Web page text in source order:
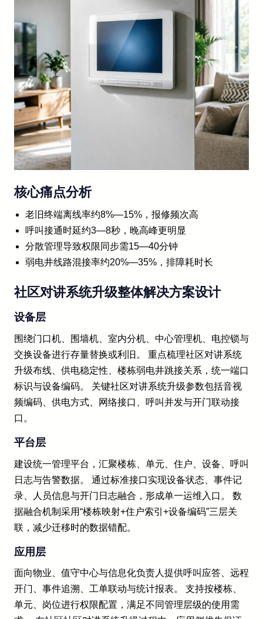
核心痛点分析
老旧终端离线率约8%—15%，报修频次高
呼叫接通时延约3—8秒，晚高峰更明显
分散管理导致权限同步需15—40分钟
弱电井线路混接率约20%—35%，排障耗时长
社区对讲系统升级整体解决方案设计
设备层
围绕门口机、围墙机、室内分机、中心管理机、电控锁与
交换设备进行存量替换或利旧。 重点梳理社区对讲系统
升级布线、供电稳定性、楼栋弱电井跳接关系，统一端口
标识与设备编码。 关键社区对讲系统升级参数包括音视
频编码、供电方式、网络接口、呼叫并发与开门联动接
口。
平台层
建设统一管理平台，汇聚楼栋、单元、住户、设备、呼叫
日志与告警数据。 通过标准接口实现设备状态、事件记
录、人员信息与开门日志融合，形成单一运维入口。 数
据融合机制采用“楼栋映射+住户索引+设备编码”三层关
联，减少迁移时的数据错配。
应用层
面向物业、值守中心与信息化负责人提供呼叫应答、远程
开门、事件追溯、工单联动与统计报表。 支持按楼栋、
单元、岗位进行权限配置，满足不同管理层级的使用需